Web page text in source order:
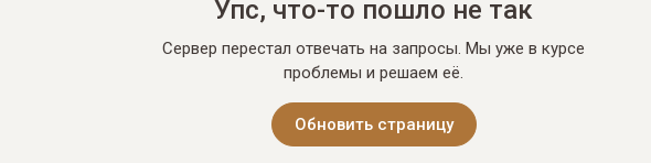
Упс, что-то пошло не так
Сервер перестал отвечать на запросы. Мы уже в курсе
проблемы и решаем её.
Обновить страницу